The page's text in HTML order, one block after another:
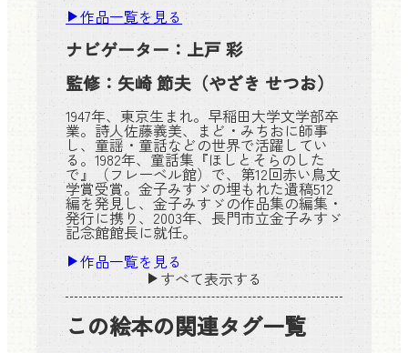
作品一覧を見る
ナビゲーター： 上戸 彩
監修： 矢崎 節夫 （やざき せつお）
1947年、東京生まれ。早稲田大学文学部卒
業。詩人佐藤義美、まど・みちおに師事
し、童謡・童話などの世界で活躍してい
る。1982年、童話集『ほしとそらのした
で』（フレーベル館）で、第12回赤い鳥文
学賞受賞。金子みすゞの埋もれた遺稿512
編を発見し、金子みすゞの作品集の編集・
発行に携り、2003年、長門市立金子みすゞ
記念館館長に就任。
作品一覧を見る
すべて表示する
この絵本の関連タグ一覧